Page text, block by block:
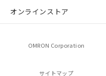
オンラインストア
OMRON Corporation
サイトマップ